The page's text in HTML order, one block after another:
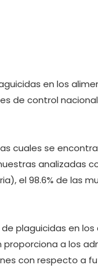
en los
de control
cuales se
analizadas
el 98.6% de las
plaguicidas en los
proporciona a los
con respecto a